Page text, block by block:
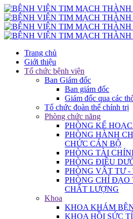
Trang chủ
Giới thiệu
Tổ chức bệnh viện
Ban Giám đốc
Ban giám đốc
Giám đốc qua các
Tổ chức đoàn thể chính trị
Phòng chức năng
PHÒNG KẾ
PHÒNG HÀNH
CHỨC CÁN BỘ
PHÒNG TÀI
PHÒNG ĐIỀU
PHÒNG VẬT TƯ -
PHÒNG CHỈ ĐẠO
CHẤT LƯỢNG
Khoa
KHOA KHÁM
KHOA HỒI SỨC